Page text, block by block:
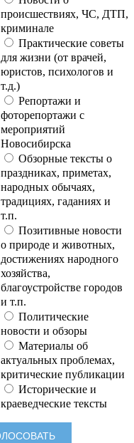
происшествиях, ЧС, ДТП,
криминале
Практические советы
для жизни (от врачей,
юристов, психологов и
т.д.)
Репортажи и
фоторепортажи с
мероприятий
Новосибирска
Обзорные тексты о
праздниках, приметах,
народных обычаях,
традициях, гаданиях и
т.п.
Позитивные новости
о природе и животных,
достижениях народного
хозяйства,
благоустройстве городов
и т.п.
Политические
новости и обзоры
Материалы об
актуальных проблемах,
критические публикации
Исторические и
краеведческие тексты